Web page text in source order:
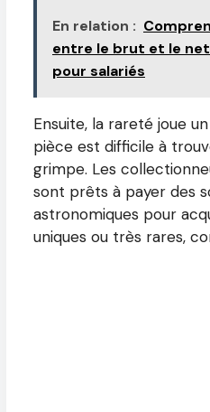
En relation :
entre le brut et le
pour salariés
Ensuite, la rareté joue
pièce est difficile à
grimpe. Les
sont prêts à payer des
astronomiques pour
uniques ou très rares,